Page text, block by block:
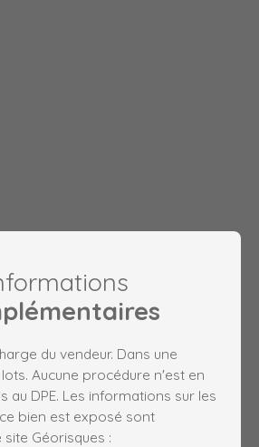
du vendeur. Dans une
Aucune procédure n'est en
au DPE. Les informations sur les
bien est exposé sont
Géorisques :